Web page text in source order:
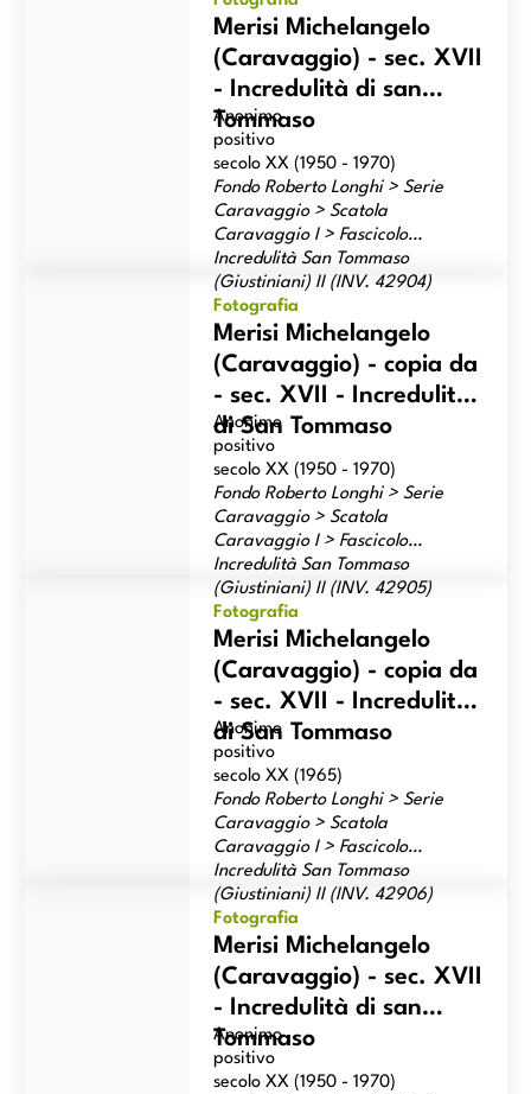
Merisi Michelangelo
(Caravaggio) - sec. XVII
- Incredulità di san
Tommaso
Anonimo
positivo
secolo XX (1950 - 1970)
Fondo Roberto Longhi > Serie
Caravaggio > Scatola
Caravaggio I > Fascicolo
Incredulità San Tommaso
(Giustiniani) II (INV. 42904)
Merisi Michelangelo (Caravaggio) - copia da - sec. XVII -
Incredulità di San Tommaso
Merisi Michelangelo
(Caravaggio) - copia da
- sec. XVII - Incredulità
di San Tommaso
Anonimo
Fotografia
positivo
secolo XX (1950 - 1970)
Fondo Roberto Longhi > Serie
Caravaggio > Scatola
Caravaggio I > Fascicolo
Incredulità San Tommaso
(Giustiniani) II (INV. 42905)
Merisi Michelangelo (Caravaggio) - copia da - sec. XVII -
Incredulità di San Tommaso
Merisi Michelangelo
(Caravaggio) - copia da
- sec. XVII - Incredulità
di San Tommaso
Anonimo
Fotografia
positivo
secolo XX (1965)
Fondo Roberto Longhi > Serie
Caravaggio > Scatola
Caravaggio I > Fascicolo
Incredulità San Tommaso
(Giustiniani) II (INV. 42906)
Merisi Michelangelo (Caravaggio) - sec. XVII - Incredulità di
Merisi Michelangelo
(Caravaggio) - sec. XVII
- Incredulità di san
Tommaso
Anonimo
Fotografia
positivo
secolo XX (1950 - 1970)